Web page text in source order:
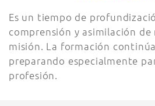
Es un tiempo de
comprensión y asimilación de
misión. La formación
preparando especialmente
profesión.